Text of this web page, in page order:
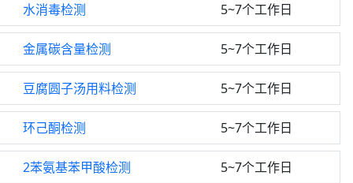
水消毒检测 5~7个工作日
金属碳含量检测 5~7个工作日
豆腐圆子汤用料检测 5~7个工作日
环己酮检测 5~7个工作日
2苯氨基苯甲酸检测 5~7个工作日